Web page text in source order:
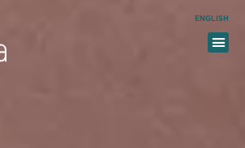
ENGLISH